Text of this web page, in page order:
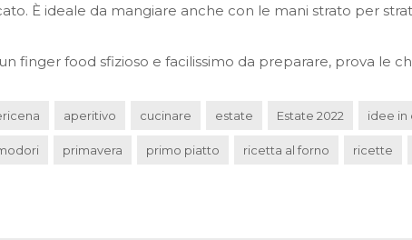
È ideale da mangiare anche con le mani strato per
finger food sfizioso e facilissimo da preparare, prova le
aperitivo cucinare estate Estate 2022 idee in
primavera primo piatto ricetta al forno ricette